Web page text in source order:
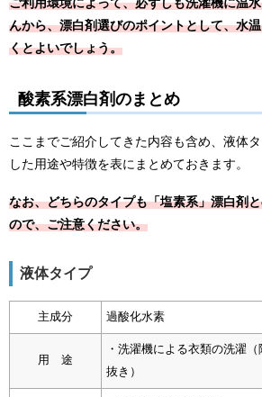
んから、漂白剤選びのポイントとして、水
くとよいでしょう。
酸素系漂白剤のまとめ
ここまでご紹介してきた内容も含め、液体
した用途や特徴を表にまとめておきます。
なお、どちらのタイプも「塩素系」漂白剤
ので、ご注意ください。
液体タイプ
主成分 過酸化水素
用 途
・洗濯機による衣類の洗濯
抜き）